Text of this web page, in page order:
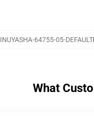
INUYASHA-64755-05-DEFAULT
What